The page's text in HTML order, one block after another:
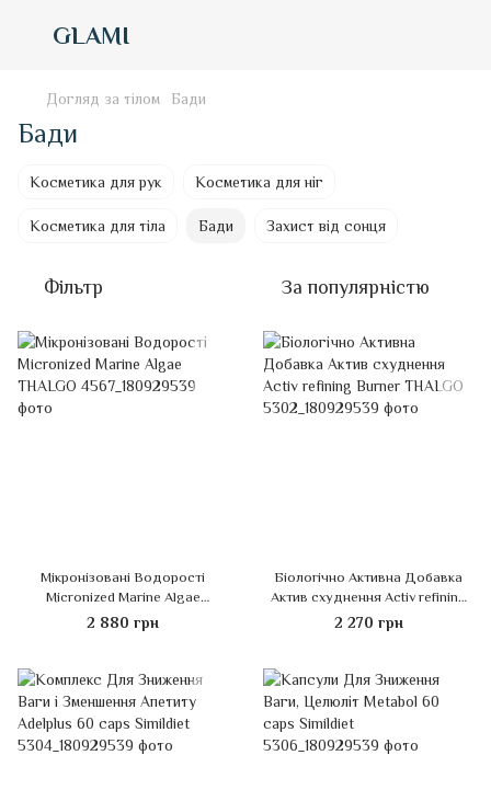
GLAMI
Догляд за тілом Бади
Бади
Косметика для рук Косметика для ніг
Косметика для тіла Бади Захист від сонця
Фільтр За популярністю
Мікронізовані Водорості
Micronized Marine Algae
THALGO
2 880 грн
Біологічно Активна Добавка
Актив схуднення Activ refining
Burner THALGO
2 270 грн